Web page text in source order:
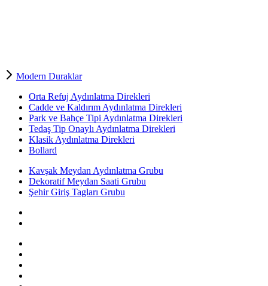
Modern Duraklar
Orta Refuj Aydınlatma Direkleri
Cadde ve Kaldırım Aydınlatma Direkleri
Park ve Bahçe Tipi Aydınlatma Direkleri
Tedaş Tip Onaylı Aydınlatma Direkleri
Klasik Aydınlatma Direkleri
Bollard
Kavşak Meydan Aydınlatma Grubu
Dekoratif Meydan Saati Grubu
Şehir Giriş Tagları Grubu